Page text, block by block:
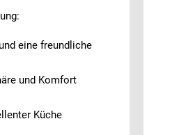
eine freundliche
und Komfort
Küche